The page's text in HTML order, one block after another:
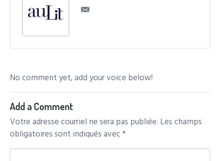
No comment yet, add your voice below!
Add a Comment
Votre adresse courriel ne sera pas publiée. Les champs
obligatoires sont indiqués avec*
C